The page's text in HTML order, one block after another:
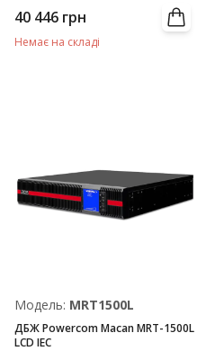
40 446 грн
Немає на складі
Модель: MRT1500L
ДБЖ Powercom Macan MRT-1500L
LCD IEC